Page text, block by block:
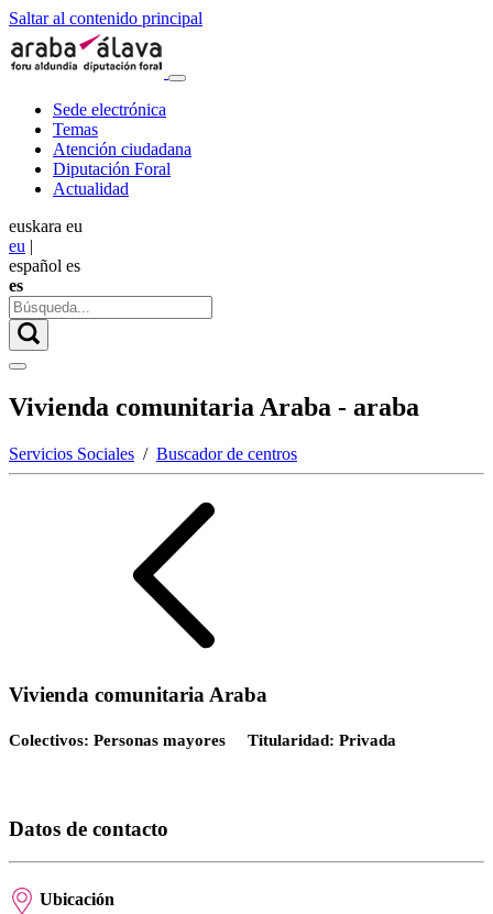
Saltar al contenido principal
Sede electrónica
Temas
Atención ciudadana
Diputación Foral
Actualidad
euskara eu
eu |
español es
es
Vivienda comunitaria Araba - araba
Servicios Sociales / Buscador de centros
Vivienda comunitaria Araba
Colectivos: Personas mayores Titularidad: Privada
Datos de contacto
Ubicación